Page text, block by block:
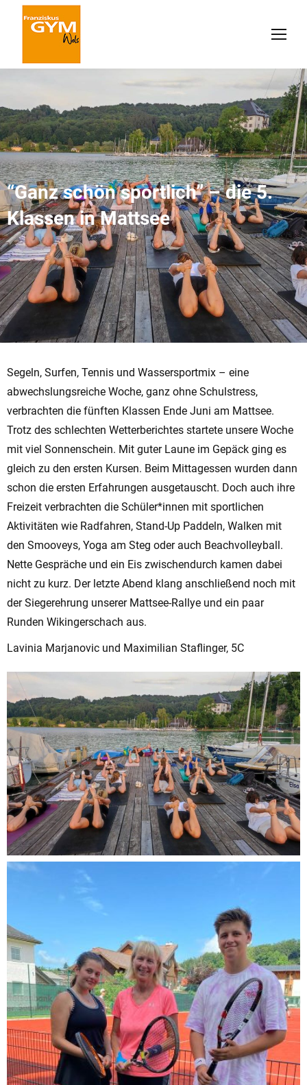
“Ganz schön sportlich” – die 5.
Klassen in Mattsee
Segeln, Surfen, Tennis und Wassersportmix – eine
abwechslungsreiche Woche, ganz ohne Schulstress,
verbrachten die fünften Klassen Ende Juni am Mattsee.
Trotz des schlechten Wetterberichtes startete unsere Woche
mit viel Sonnenschein. Mit guter Laune im Gepäck ging es
gleich zu den ersten Kursen. Beim Mittagessen wurden dann
schon die ersten Erfahrungen ausgetauscht. Doch auch ihre
Freizeit verbrachten die Schüler*innen mit sportlichen
Aktivitäten wie Radfahren, Stand-Up Paddeln, Walken mit
den Smooveys, Yoga am Steg oder auch Beachvolleyball.
Nette Gespräche und ein Eis zwischendurch kamen dabei
nicht zu kurz. Der letzte Abend klang anschließend noch mit
der Siegerehrung unserer Mattsee-Rallye und ein paar
Runden Wikingerschach aus.
Lavinia Marjanovic und Maximilian Staflinger, 5C